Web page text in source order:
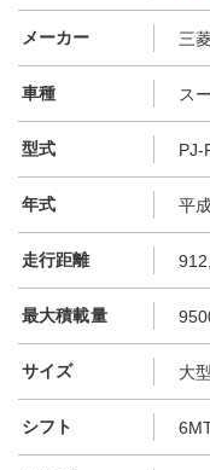
メーカー 三
車種 ス
型式 PJ-
年式 平
走行距離
最大積載量
サイズ 大型
シフト